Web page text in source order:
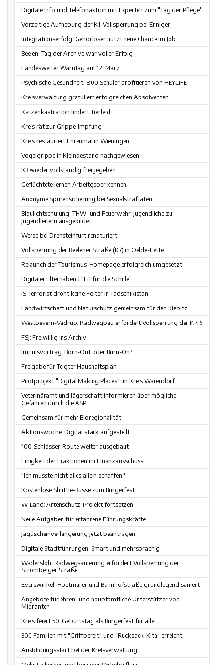
Digitale Info und Telefonaktion mit Experten zum "Tag der Pflege"
Vorzeitige Aufhebung der K1-Vollsperrung bei Enniger
Integrationserfolg: Gehörloser nutzt neue Chance im Job
Beelen: Tag der Archive war voller Erfolg
Landesweiter Warntag am 12. März
Psychische Gesundheit: 800 Schüler profitieren von HEYLIFE
Kreisverwaltung gratuliert erfolgreichen Absolventen
Katzenkastration lindert Tierleid
Kreis rät zur Grippe-Impfung
Kreis restauriert Ehrenmal in Wieningen
Vogelgrippe in Kleinbestand nachgewiesen
K3 wieder vollständig freigegeben
Geflüchtete lernen Arbeitgeber kennen
Anonyme Spurensicherung bei Sexualstraftaten
Blaulichtschulung: THW- und Feuerwehr-Jugendliche zu
Jugendleitern ausgebildet
Werse bei Drensteinfurt renaturiert
Vollsperrung der Beelener Straße (K7) in Oelde-Lette
Relaunch der Tourismus-Homepage erfolgreich umgesetzt
Digitaler Elternabend "Fit für die Schule"
IS-Terrorist droht keine Folter in Tadschikistan
Landwirtschaft und Naturschutz gemeinsam für den Kiebitz
Westbevern-Vadrup: Radwegbau erfordert Vollsperrung der K 46
FSJ: Freiwillig ins Archiv
Impulsvortrag: Born-Out oder Burn-On?
Freigabe für Telgter Haushaltsplan
Pilotprojekt "Digital Making Places" im Kreis Warendorf
Veterinäramt und Jägerschaft informieren über mögliche
Gefahren durch die ASP
Gemeinsam für mehr Bioregionalität
Aktionswoche: Digital stark aufgestellt
100-Schlösser-Route weiter ausgebaut
Einigkeit der Fraktionen im Finanzausschuss
"Ich musste nicht alles allein schaffen."
Kostenlose Shuttle-Busse zum Bürgerfest
W-Land: Artenschutz-Projekt fortsetzen
Neue Aufgaben für erfahrene Führungskräfte
Jagdscheinverlängerung jetzt beantragen
Digitale Stadtführungen: Smart und mehrsprachig
Wadersloh: Radwegsanierung erfordert Vollsperrung der
Stromberger Straße
Everswinkel: Hoetmarer und Bahnhofstraße grundlegend saniert
Angebote für ehren- und hauptamtliche Unterstützer von
Migranten
Kreis feiert 50. Geburtstag als Bürgerfest für alle
300 Familien mit "Griffbereit" und "Rucksack-Kita" erreicht
Ausbildungsstart bei der Kreisverwaltung